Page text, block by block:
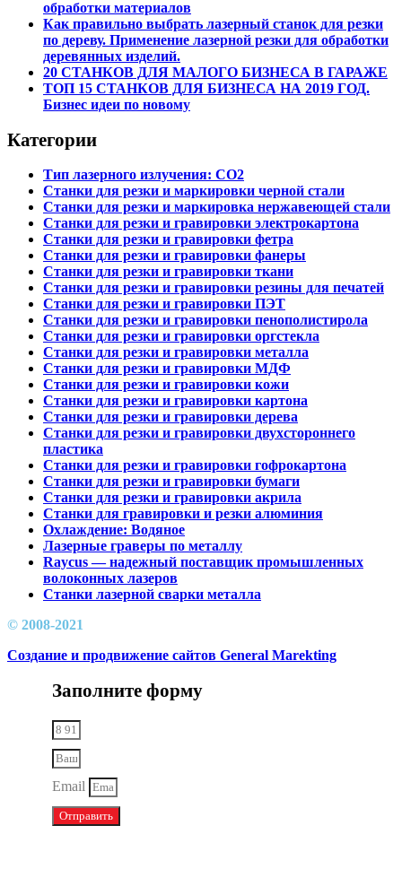
обработки материалов
Как правильно выбрать лазерный станок для резки
по дереву. Применение лазерной резки для обработки
деревянных изделий.
20 СТАНКОВ ДЛЯ МАЛОГО БИЗНЕСА В ГАРАЖЕ
ТОП 15 СТАНКОВ ДЛЯ БИЗНЕСА НА 2019 ГОД.
Бизнес идеи по новому
Категории
Тип лазерного излучения: СО2
Станки для резки и маркировки черной стали
Станки для резки и маркировка нержавеющей стали
Станки для резки и гравировки электрокартона
Станки для резки и гравировки фетра
Станки для резки и гравировки фанеры
Станки для резки и гравировки ткани
Станки для резки и гравировки резины для печатей
Станки для резки и гравировки ПЭТ
Станки для резки и гравировки пенополистирола
Станки для резки и гравировки оргстекла
Станки для резки и гравировки металла
Станки для резки и гравировки МДФ
Станки для резки и гравировки кожи
Станки для резки и гравировки картона
Станки для резки и гравировки дерева
Станки для резки и гравировки двухстороннего
пластика
Станки для резки и гравировки гофрокартона
Станки для резки и гравировки бумаги
Станки для резки и гравировки акрила
Станки для гравировки и резки алюминия
Охлаждение: Водяное
Лазерные граверы по металлу
Raycus — надежный поставщик промышленных
волоконных лазеров
Cтанки лазерной сварки металла
© 2008-2021
Создание и продвижение сайтов General Marekting
Заполните форму
Email
Отправить